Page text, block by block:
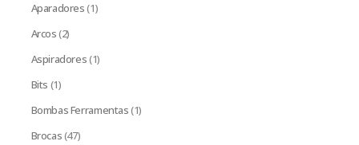
Aparadores(1)
Arcos(2)
Aspiradores(1)
Bits (1)
Bombas Ferramentas(1)
Brocas(47)